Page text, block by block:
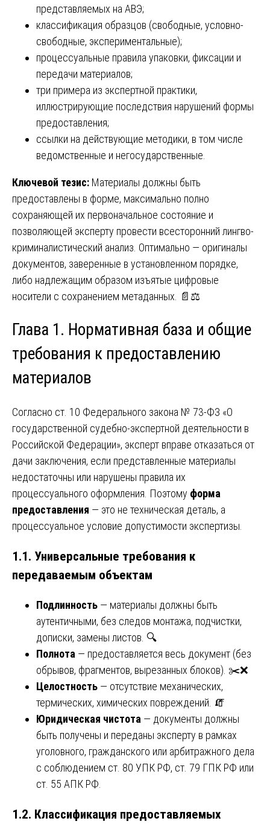
представляемых на АВЭ;
классификация образцов (свободные, условно-
свободные, экспериментальные);
процессуальные правила упаковки, фиксации и
передачи материалов;
три примера из экспертной практики,
иллюстрирующие последствия нарушений формы
предоставления;
ссылки на действующие методики, в том числе
ведомственные и негосударственные.
Ключевой тезис: Материалы должны быть
предоставлены в форме, максимально полно
сохраняющей их первоначальное состояние и
позволяющей эксперту провести всесторонний лингво-
криминалистический анализ. Оптимально — оригиналы
документов, заверенные в установленном порядке,
либо надлежащим образом изъятые цифровые
носители с сохранением метаданных. 📄⚖️
Глава 1. Нормативная база и общие
требования к предоставлению
материалов
Согласно ст. 10 Федерального закона № 73-ФЗ «О
государственной судебно-экспертной деятельности в
Российской Федерации», эксперт вправе отказаться от
дачи заключения, если представленные материалы
недостаточны или нарушены правила их
процессуального оформления. Поэтому форма
предоставления — это не техническая деталь, а
процессуальное условие допустимости экспертизы.
1.1. Универсальные требования к
передаваемым объектам
Подлинность — материалы должны быть
аутентичными, без следов монтажа, подчистки,
дописки, замены листов. 🔍
Полнота — предоставляется весь документ (без
обрывов, фрагментов, вырезанных блоков). ✂️❌
Целостность — отсутствие механических,
термических, химических повреждений. 🧯
Юридическая чистота — документы должны
быть получены и переданы эксперту в рамках
уголовного, гражданского или арбитражного дела
с соблюдением ст. 80 УПК РФ, ст. 79 ГПК РФ или
ст. 55 АПК РФ.
1.2. Классификация предоставляемых